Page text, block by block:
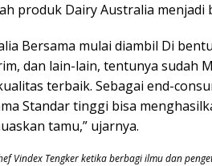
produk Dairy Australia menjadi
Bersama mulai diambil Di
dan lain-lain, tentunya sudah
terbaik. Sebagai end-
Standar tinggi bisa
tamu,” ujarnya.
Vindex Tengker ketika berbagi ilmu dan